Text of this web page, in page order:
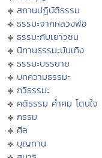
สถานปฏิบัติธรรม
ธรรมะจากหลวงพ่อ
ธรรมะกับเยาวชน
นิทานธรรมะบันเทิง
ธรรมะบรรยาย
บทความธรรมะ
กวีธรรมะ
คติธรรม คำคม โดนใจ
กรรม
ศีล
บุญทาน